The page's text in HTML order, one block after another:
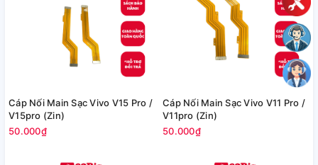
Cáp Nối Main Sạc Vivo V15 Pro /
V15pro (Zin)
50.000₫
Cáp Nối Main Sạc Vivo V11 Pro /
V11pro (Zin)
50.000₫